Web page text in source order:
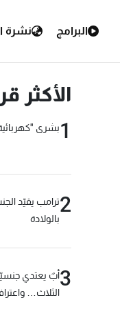
البرامج نشرة
الأكثر
1بشرى
2ترامب يقيّد
بالولادة
3أبٌ يعتدي
الثلاث…